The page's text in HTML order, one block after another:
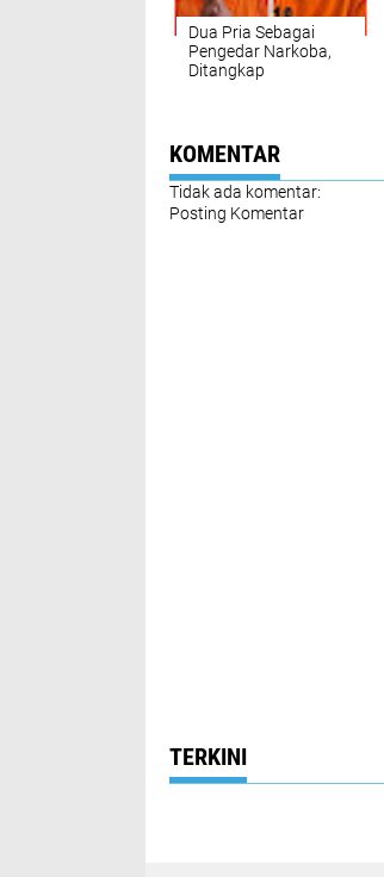
Dua Pria Sebagai
Pengedar Narkoba,
Ditangkap
KOMENTAR
Tidak ada komentar:
Posting Komentar
TERKINI